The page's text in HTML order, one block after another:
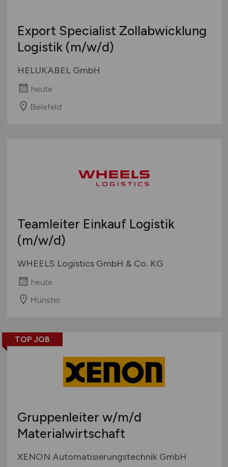
Export Specialist Zollabwicklung
Logistik (m/w/d)
HELUKABEL GmbH
heute
Bielefeld
Teamleiter Einkauf Logistik
(m/w/d)
WHEELS Logistics GmbH & Co. KG
heute
Münster
TOP JOB
Gruppenleiter w/m/d
Materialwirtschaft
XENON Automatisierungstechnik GmbH